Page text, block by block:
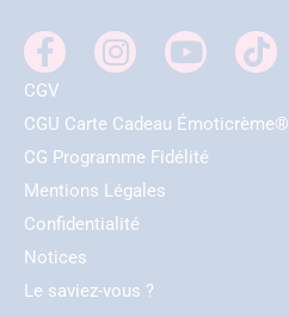
CGV
CGU Carte Cadeau Émoticrème®
CG Programme Fidélité
Mentions Légales
Confidentialité
Notices
Le saviez-vous ?